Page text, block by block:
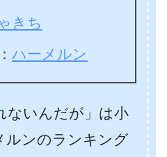
きち
ハーメルン
ないんだが」は小
ルンのランキング